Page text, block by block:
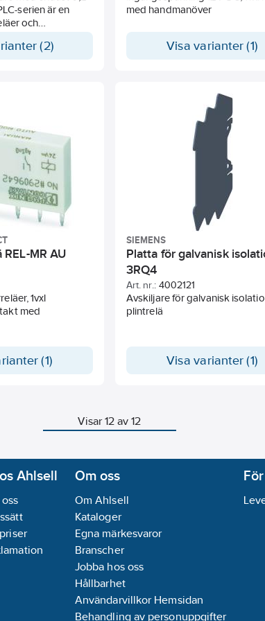
serien är en
och
finns förutom
Som tillval finns
även
av
de normalt
på endast
sparas upp till 80%
isolation vid
(2)
med handmanöver
Visa varianter (1)
MR AU
1vxl
med
(1)
SIEMENS
Platta för galvanisk
3RQ4
Art. nr.: 4002121
Avskiljare för galvanisk
plintrelä
Visa varianter (1)
Visar 12 av 12
Ahlsell Om oss
Om Ahlsell
Kataloger
Egna märkesvaror
Branscher
Jobba hos oss
Hållbarhet
Användarvillkor Hemsidan
Behandling av personuppgifter